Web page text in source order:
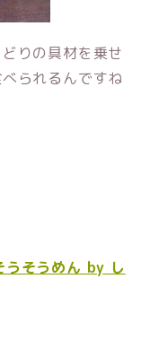
りの具材を乗せ
られるんですね
そうめん by し